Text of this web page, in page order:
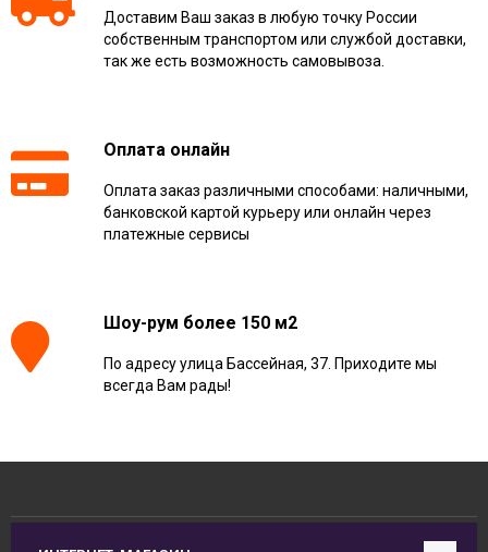
Доставим Ваш заказ в любую точку России
собственным транспортом или службой доставки,
так же есть возможность самовывоза.
Оплата онлайн
Оплата заказ различными способами: наличными,
банковской картой курьеру или онлайн через
платежные сервисы
Шоу-рум более 150 м2
По адресу улица Бассейная, 37. Приходите мы
всегда Вам рады!